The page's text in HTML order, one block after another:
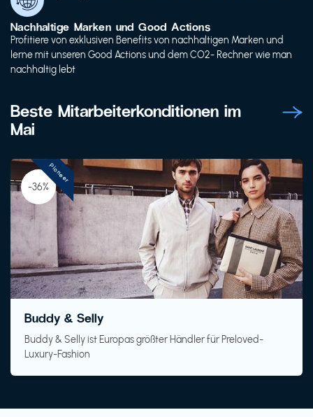
Nachhaltige Marken und Good Actions
Profitiere von exklusiven Benefits von nachhaltigen Marken und
lerne mit unseren Good Actions und dem CO2- Rechner wie man
nachhaltig lebt
Beste Mitarbeiterkonditionen im
Mai
-36%
Buddy & Selly
Buddy & Selly ist Europas größter Händler für Preloved-
Luxury-Fashion
Pioneer